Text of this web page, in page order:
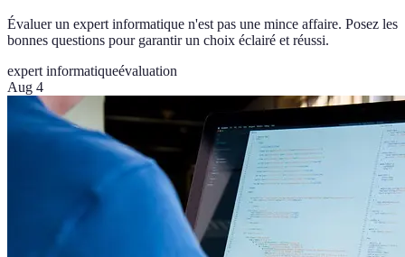
Évaluer un expert informatique n'est pas une mince affaire. Posez les
bonnes questions pour garantir un choix éclairé et réussi.
expert informatiqueévaluation
Aug 4